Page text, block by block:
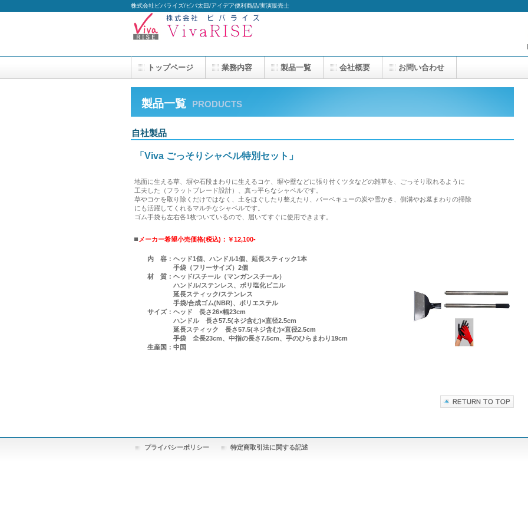
株式会社ビバライズ/ビバ太田/アイデア便利商品/実演販売士
製品一覧 PRODUCTS
自社製品
「Viva ごっそりシャベル特別セット」
地面に生える草、塀や石段まわりに生えるコケ、塀や壁などに張り付くツタなどの雑草を、ごっそり取れるように
工夫した（フラットブレード設計）、真っ平らなシャベルです。
草やコケを取り除くだけではなく、土をほぐしたり整えたり、バーベキューの炭や雪かき、側溝やお墓まわりの掃除
にも活躍してくれるマルチなシャベルです。
ゴム手袋も左右各1枚ついているので、届いてすぐに使用できます。
■ メーカー希望小売価格(税込)：￥12,100-
内 容：ヘッド1個、ハンドル1個、延長スティック1本
手袋（フリーサイズ）2個
材 質：ヘッド/スチール（マンガンスチール）
ハンドル/ステンレス、ポリ塩化ビニル
延長スティック/ステンレス
手袋/合成ゴム(NBR)、ポリエステル
サイズ：ヘッド 長さ26×幅23cm
ハンドル 長さ57.5(ネジ含む)×直径2.5cm
延長スティック 長さ57.5(ネジ含む)×直径2.5cm
手袋 全長23cm、中指の長さ7.5cm、手のひらまわり19cm
生産国：中国
トップページ 業務内容 製品一覧 会社概要 お問い合わせ
プライバシーポリシー 特定商取引法に関する記述